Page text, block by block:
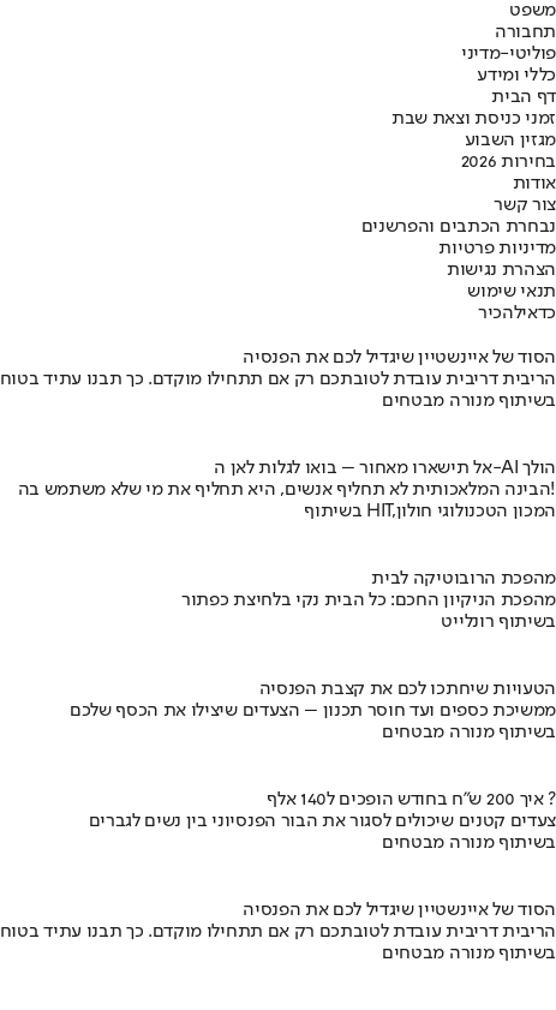
משפט
תחבורה
פוליטי-מדיני
כללי ומידע
דף הבית
זמני כניסת וצאת שבת
מגזין השבוע
בחירות 2026
אודות
צור קשר
נבחרת הכתבים והפרשנים
מדיניות פרטיות
הצהרת נגישות
תנאי שימוש
כדאילהכיר
הסוד של איינשטיין שיגדיל לכם את הפנסיה
הריבית דריבית עובדת לטובתכם רק אם תתחילו מוקדם. כך תבנו עתיד בטוח
בשיתוף מנורה מבטחים
אל תישארו מאחור – בואו לגלות לאן ה-AI הולך
הבינה המלאכותית לא תחליף אנשים, היא תחליף את מי שלא משתמש בה!
בשיתוף HIT,המכון הטכנולוגי חולון
מהפכת הרובוטיקה לבית
מהפכת הניקיון החכם: כל הבית נקי בלחיצת כפתור
בשיתוף רונלייט
הטעויות שיחתכו לכם את קצבת הפנסיה
ממשיכת כספים ועד חוסר תכנון – הצעדים שיצילו את הכסף שלכם
בשיתוף מנורה מבטחים
איך 200 ש"ח בחודש הופכים ל140 אלף ?
צעדים קטנים שיכולים לסגור את הבור הפנסיוני בין נשים לגברים
בשיתוף מנורה מבטחים
הסוד של איינשטיין שיגדיל לכם את הפנסיה
הריבית דריבית עובדת לטובתכם רק אם תתחילו מוקדם. כך תבנו עתיד בטוח
בשיתוף מנורה מבטחים